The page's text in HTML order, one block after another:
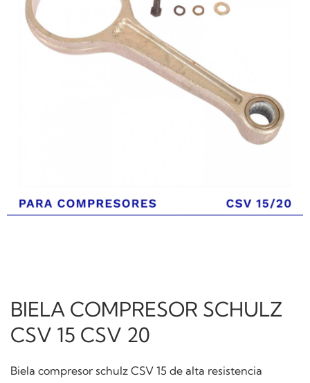
BIELA COMPRESOR SCHULZ
CSV 15 CSV 20
Biela compresor schulz CSV 15 de alta resistencia